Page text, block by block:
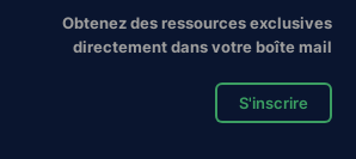
Obtenez des ressources exclusives
directement dans votre boîte mail
S'inscrire